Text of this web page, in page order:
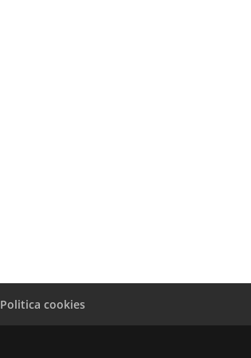
Politica cookies